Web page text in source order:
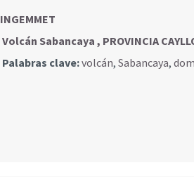
INGEMMET
Volcán Sabancaya , PROVINCIA
Palabras clave:volcán, Sabancaya,